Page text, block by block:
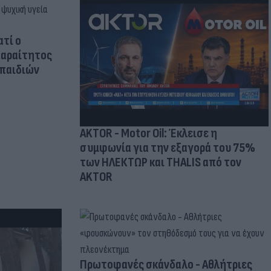
ο
AKTOR - Motor Oil: Έκλεισε η
συμφωνία για την εξαγορά του 75%
των ΗΛΕΚΤΩΡ και THALIS από τον
AKTOR
Πρωτοφανές σκάνδαλο - Aθλήτριες